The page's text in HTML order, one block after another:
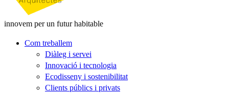
innovem per un futur habitable
Com treballem
Diàleg i servei
Innovació i tecnologia
Ecodisseny i sostenibilitat
Clients públics i privats